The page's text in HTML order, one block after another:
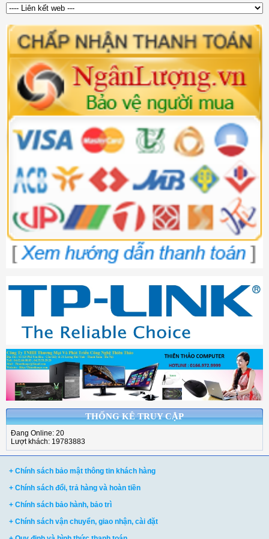
THỐNG KÊ TRUY CẬP
Đang Online: 20
Lượt khách: 19783883
+ Chính sách bảo mật thông tin khách hàng
+ Chính sách đổi, trả hàng và hoàn tiền
+ Chính sách bảo hành, bảo trì
+ Chính sách vận chuyển, giao nhận, cài đặt